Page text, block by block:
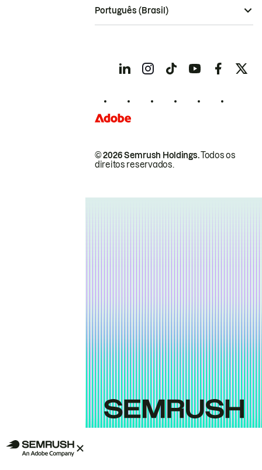
© 2026 Semrush Holdings.Todos os
direitos reservados.
Português (Brasil)